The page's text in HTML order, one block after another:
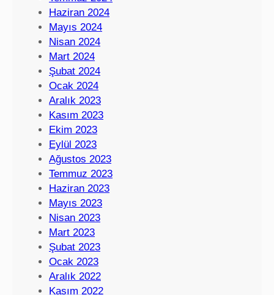
Haziran 2024
Mayıs 2024
Nisan 2024
Mart 2024
Şubat 2024
Ocak 2024
Aralık 2023
Kasım 2023
Ekim 2023
Eylül 2023
Ağustos 2023
Temmuz 2023
Haziran 2023
Mayıs 2023
Nisan 2023
Mart 2023
Şubat 2023
Ocak 2023
Aralık 2022
Kasım 2022